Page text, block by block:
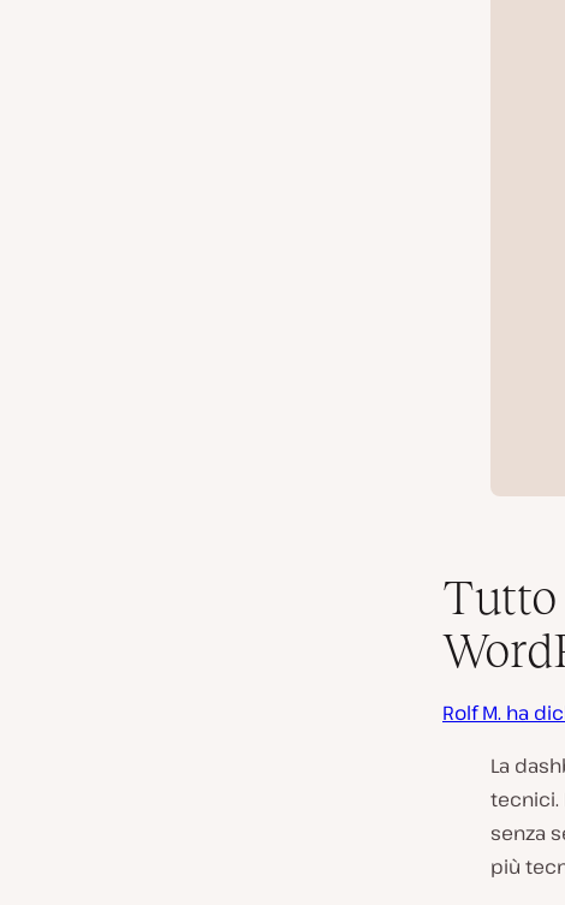
Tutto
Rolf M. ha
La
tecnici.
senza
più